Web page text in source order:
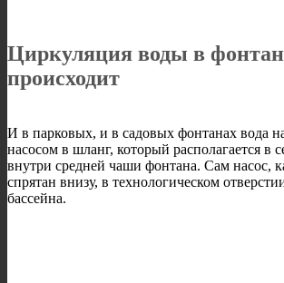
Циркуляция воды в
происходит
И в парковых, и в садовых фонтанах вода
насосом в шланг, который располагается в
внутри средней чаши фонтана. Сам насос,
спрятан внизу, в технологическом
бассейна.